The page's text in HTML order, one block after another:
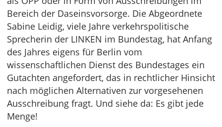
Bereich der Daseinsvorsorge. Die Abgeordnete
Sabine Leidig, viele Jahre verkehrspolitische
Sprecherin der LINKEN im Bundestag, hat Anfang
des Jahres eigens für Berlin vom
wissenschaftlichen Dienst des Bundestages ein
Gutachten angefordert, das in rechtlicher Hinsicht
nach möglichen Alternativen zur vorgesehenen
Ausschreibung fragt. Und siehe da: Es gibt jede
Menge!